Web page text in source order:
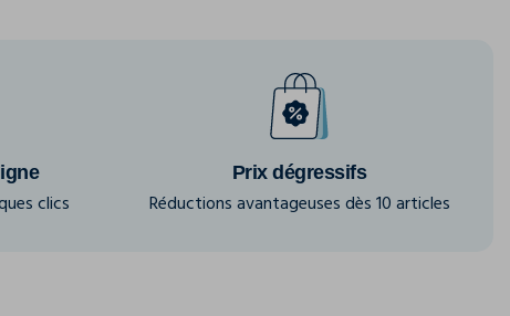
clics
Prix dégressifs
Réductions avantageuses dès 10 articles